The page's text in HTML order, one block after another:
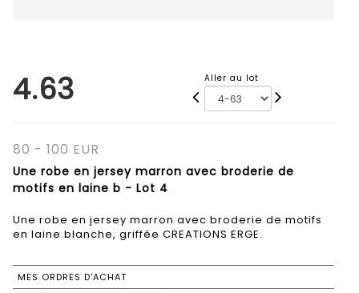
4.63 Aller au lot
80 - 100 EUR
Une robe en jersey marron avec broderie de
motifs en laine b - Lot 4
Une robe en jersey marron avec broderie de motifs
en laine blanche, griffée CREATIONS ERGE.
MES ORDRES D'ACHAT